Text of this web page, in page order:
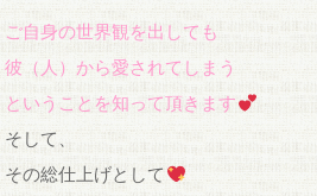
ご自身の世界観を出しても
彼（人）から愛されてしまう
ということを知って頂きます
そして、
その総仕上げとして